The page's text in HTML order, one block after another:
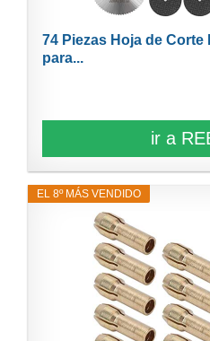
74 Piezas Hoja de
para...
ir a
EL 8º MÁS VENDIDO